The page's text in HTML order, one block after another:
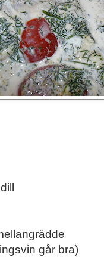
går bra)